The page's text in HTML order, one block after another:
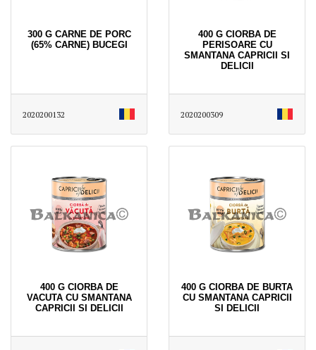
300 G CARNE DE PORC
(65% CARNE) BUCEGI
2020200132
400 G CIORBA DE
PERISOARE CU
SMANTANA CAPRICII SI
DELICII
2020200309
400 G CIORBA DE
VACUTA CU SMANTANA
CAPRICII SI DELICII
400 G CIORBA DE BURTA
CU SMANTANA CAPRICII
SI DELICII